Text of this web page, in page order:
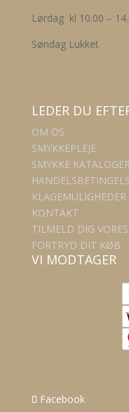
Lørdag kl 10.00 –
Søndag Lukket
LEDER DU
OM OS
SMYKKEPLEJE
SMYKKE
KLAGEMULIGHEDER
KONTAKT
TILMELD DIG
FORTRYD DIT KØB
VI MODTAGER
Facebook